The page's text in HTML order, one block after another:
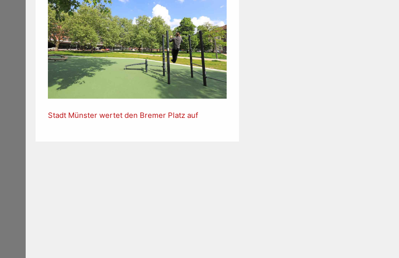
Stadt Münster wertet den Bremer Platz auf